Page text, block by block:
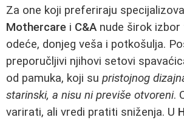
Za one koji preferiraju
Mothercare i C&A nude širok izbor
odeće, donjeg veša i potkošulja.
preporučljivi njihovi setovi
od pamuka, koji su pristojnog
starinski, a nisu ni previše otvoreni.
varirati, ali vredi pratiti sniženja. U